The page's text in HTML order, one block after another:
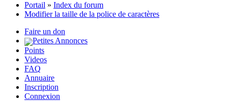
Portail » Index du forum
Modifier la taille de la police de caractères
Faire un don
Petites Annonces
Points
Videos
FAQ
Annuaire
Inscription
Connexion